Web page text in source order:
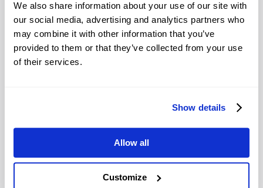
We also share information about your use of our site with
our social media, advertising and analytics partners who
may combine it with other information that you’ve
provided to them or that they’ve collected from your use
of their services.
Show details
Allow all
Customize
낮은 한도 금액 보호 및 보안
전문적인 지원
숙련된 전문가 팀으로 구성된 고객 지원 서비스를 무료로 체